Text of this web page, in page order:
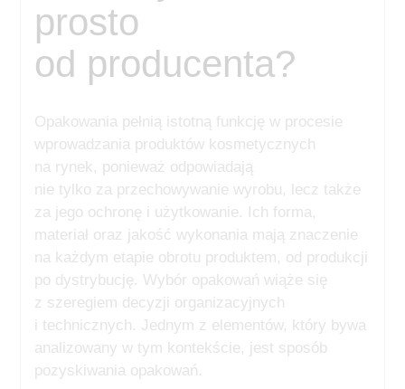
prosto
od producenta?
Opakowania pełnią istotną funkcję w procesie
wprowadzania produktów kosmetycznych
na rynek, ponieważ odpowiadają
nie tylko za przechowywanie wyrobu, lecz także
za jego ochronę i użytkowanie. Ich forma,
materiał oraz jakość wykonania mają znaczenie
na każdym etapie obrotu produktem, od produkcji
po dystrybucję. Wybór opakowań wiąże się
z szeregiem decyzji organizacyjnych
i technicznych. Jednym z elementów, który bywa
analizowany w tym kontekście, jest sposób
pozyskiwania opakowań.